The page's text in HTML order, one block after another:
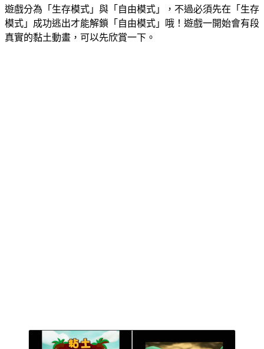
遊戲分為「生存模式」與「自由模式」，不過必須先在「生存
模式」成功逃出才能解鎖「自由模式」哦！遊戲一開始會有段
真實的黏土動畫，可以先欣賞一下。